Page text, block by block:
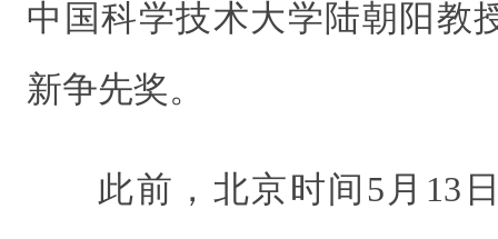
中国科学技术大学陆朝阳教
新争先奖。
此前，北京时间5月13